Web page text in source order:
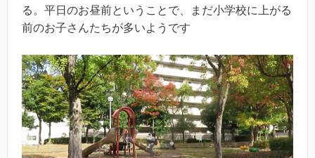
る。平日のお昼前ということで、まだ小学校に上がる
前のお子さんたちが多いようです